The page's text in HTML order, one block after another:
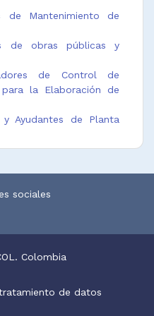
de Mantenimiento de
de obras públicas y
de Control de
la Elaboración de
Ayudantes de Planta
Uniforme de
sociales
Colombia
de datos